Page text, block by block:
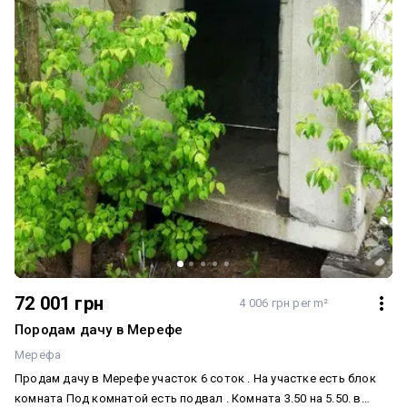
(помыться) Стирка вещей Покупка и доставка продуктов
Доставка лекарств (оплачиваются отдельно) Помощь зимой
(вынести туалет и др. бытовые вопросы) Оформление: Через
договор пожизненного содержания у нотариуса
(предпочтительно) Возможен вариант по договорённости
Дополнительно: Наследников нет Дом передаётся новому
владельцу с соблюдением условий ухода
72 001 грн 4 006 грн per m²
Породам дачу в Мерефе
Мерефа
Продам дачу в Мерефе участок 6 соток . На участке есть блок
комната Под комнатой есть подвал . Комната 3.50 на 5.50. в